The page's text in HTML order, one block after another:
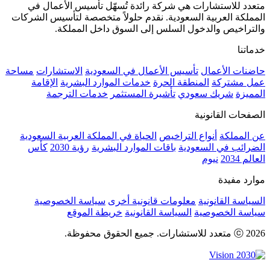
متعدد للاستشارات هي شركة رائدة تُسهّل تأسيس الأعمال في
المملكة العربية السعودية. نقدم حلولاً متخصصة لتأسيس الشركات
والتراخيص والدخول السلس إلى السوق داخل المملكة.
خدماتنا
حاضنات الأعمال تأسيس الأعمال في السعودية الاستشارات مساحة
عمل مشتركة المنطقة الحرة خدمات الموارد البشرية الإقامة
المميزة شريك سعودي تأشيرة المستثمر خدمات الترجمة
الصفحات القانونية
عن المملكة أنواع التراخيص الحياة في المملكة العربية السعودية
الضرائب في السعودية باقات الموارد البشرية رؤية 2030
كأس
العالم 2034
نيوم
موارد مفيدة
السياسة القانونية معلومات قانونية أخرى سياسة الخصوصية
سياسة الخصوصية السياسة القانونية خريطة الموقع
ⓒ 2026 متعدد للاستشارات. جميع الحقوق محفوظة.